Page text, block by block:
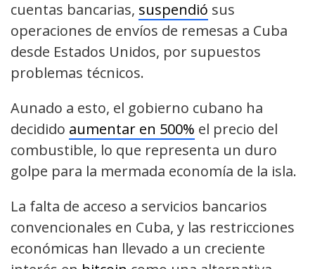
cuentas bancarias, suspendió sus
operaciones de envíos de remesas a Cuba
desde Estados Unidos, por supuestos
problemas técnicos.
Aunado a esto, el gobierno cubano ha
decidido aumentar en 500% el precio del
combustible, lo que representa un duro
golpe para la mermada economía de la isla.
La falta de acceso a servicios bancarios
convencionales en Cuba, y las restricciones
económicas han llevado a un creciente